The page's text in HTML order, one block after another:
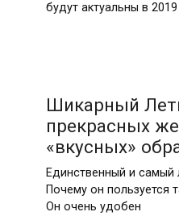
будут актуальны в 2019
Шикарный
прекрасных
«вкусных»
Единственный и
Почему он пользуется
Он очень удобен